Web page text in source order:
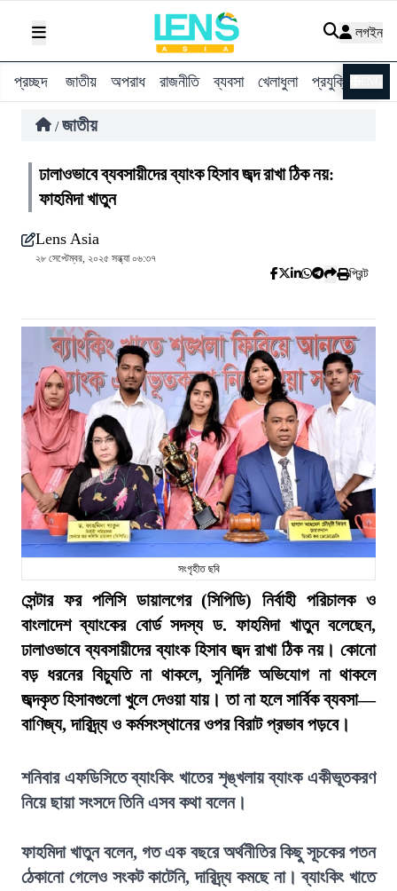
লগইন
প্রচ্ছদ জাতীয় অপরাধ রাজনীতি ব্যবসা খেলাধুলা প্রযুক্তি
/ জাতীয়
ঢালাওভাবে ব্যবসায়ীদের ব্যাংক হিসাব জব্দ রাখা ঠিক নয়:
ফাহমিদা খাতুন
Lens Asia
২৮ সেপ্টেম্বর, ২০২৫ সন্ধ্যা ০৬:৩৭
প্রিন্ট
সংগৃহীত ছবি
সেন্টার ফর পলিসি ডায়ালগের (সিপিডি) নির্বাহী পরিচালক ও
বাংলাদেশ ব্যাংকের বোর্ড সদস্য ড. ফাহমিদা খাতুন বলেছেন,
ঢালাওভাবে ব্যবসায়ীদের ব্যাংক হিসাব জব্দ রাখা ঠিক নয়। কোনো
বড় ধরনের বিচ্যুতি না থাকলে, সুনির্দিষ্ট অভিযোগ না থাকলে
জব্দকৃত হিসাবগুলো খুলে দেওয়া যায়। তা না হলে সার্বিক ব্যবসা—
বাণিজ্য, দারিদ্র্য ও কর্মসংস্থানের ওপর বিরাট প্রভাব পড়বে।
শনিবার এফডিসিতে ব্যাংকিং খাতের শৃঙ্খলায় ব্যাংক একীভূতকরণ
নিয়ে ছায়া সংসদে তিনি এসব কথা বলেন।
ফাহমিদা খাতুন বলেন, গত এক বছরে অর্থনীতির কিছু সূচকের পতন
ঠেকানো গেলেও সংকট কাটেনি, দারিদ্র্য কমছে না। ব্যাংকিং খাতে